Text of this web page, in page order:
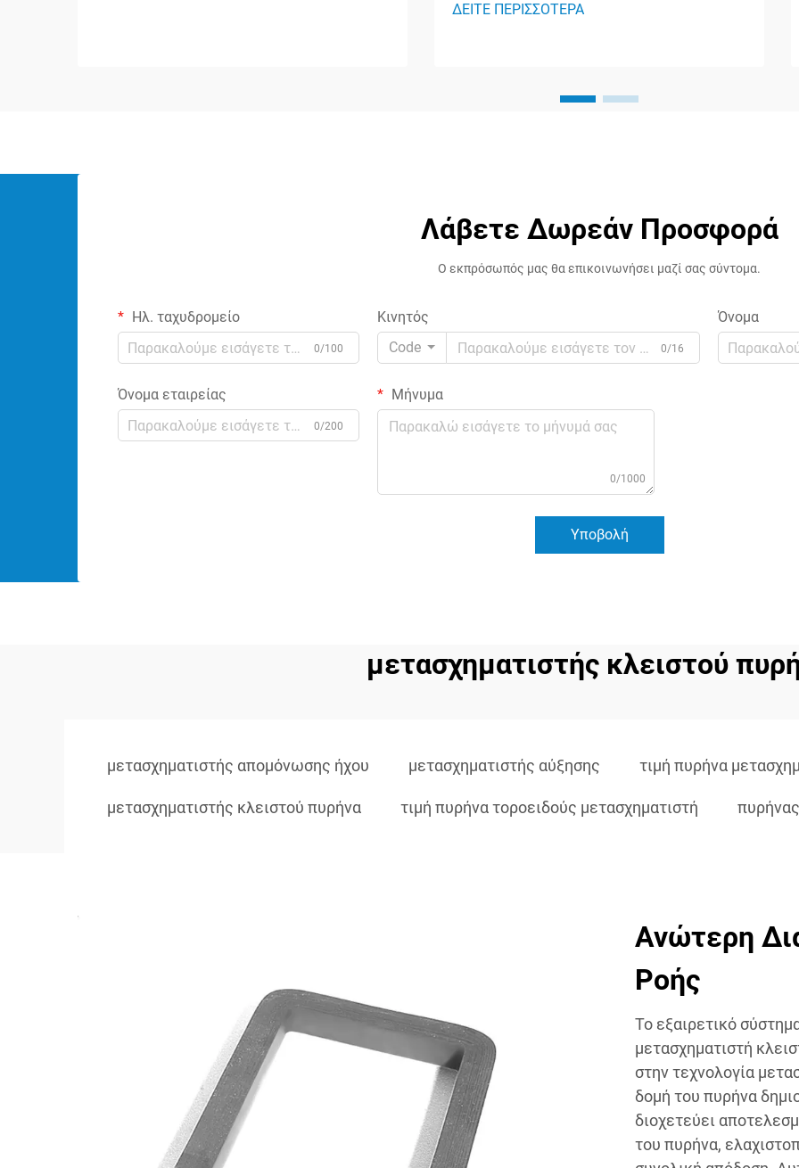
είναι μια κρίσιμη απόφαση που
ΔΕΙΤΕ ΠΕΡΙΣΣΟΤΕΡΑ
Λάβετε Δωρεάν Προσφορά
Ο εκπρόσωπός μας θα επικοινωνήσει μαζί σας σύντομα.
Ηλ. ταχυδρομείο
0/100
Κινητός
Code
0/16
Όνομα
Όνομα εταιρείας
0/200
Μήνυμα
0/1000
Υποβολή
μετασχηματιστής κλειστού
μετασχηματιστής απομόνωσης ήχου μετασχηματιστής αύξησης τιμή πυρήνα
μετασχηματιστής κλειστού πυρήνα τιμή πυρήνα τοροειδούς μετασχηματιστή
Ανώτερη
Ροής
Το εξαιρετικό
μετασχηματιστή
στην τεχνολογία
δομή του πυρήνα
διοχετεύει
του πυρήνα,